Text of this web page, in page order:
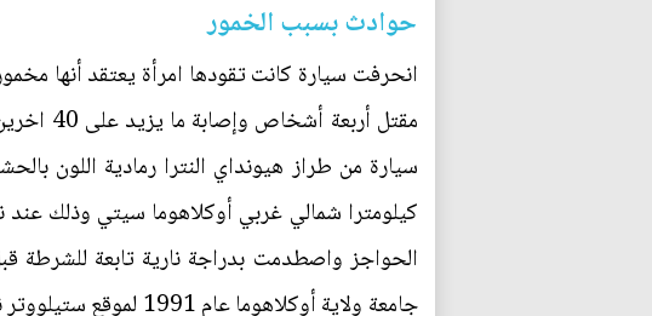
حوادث بسبب الخمور
انحرفت سيارة كانت تقودها امرأة يعتقد أنها
مقتل
كيلومترا شمالي غربي أوكلاهوما سيتي وذلك عند
الحواجز واصطدمت بدراجة نارية تابعة